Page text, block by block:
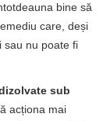
bine să
care, deși
sau nu poate fi
sub
acționa mai